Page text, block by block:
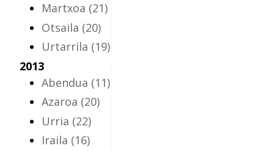
Martxoa (21)
Otsaila (20)
Urtarrila (19)
2013
Abendua (11)
Azaroa (20)
Urria (22)
Iraila (16)